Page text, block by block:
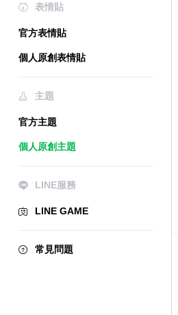
表情貼
官方表情貼
個人原創表情貼
主題
官方主題
個人原創主題
LINE服務
LINE GAME
常見問題